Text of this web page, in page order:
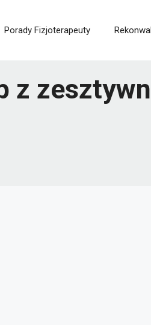
Porady Fizjoterapeuty
z